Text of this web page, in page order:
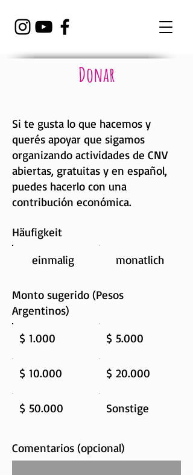
Donar
Si te gusta lo que hacemos y
querés apoyar que sigamos
organizando actividades de CNV
abiertas, gratuitas y en español,
puedes hacerlo con una
contribución económica.
Häufigkeit
einmalig
monatlich
Monto sugerido (Pesos
Argentinos)
$ 1.000
$ 5.000
$ 10.000 $ 20.000
$ 50.000 Sonstige
Comentarios (opcional)